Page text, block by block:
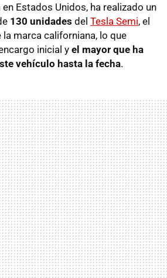
Estados Unidos, ha realizado un
130 unidades del Tesla Semi, el
marca californiana, lo que
inicial y el mayor que ha
vehículo hasta la fecha.